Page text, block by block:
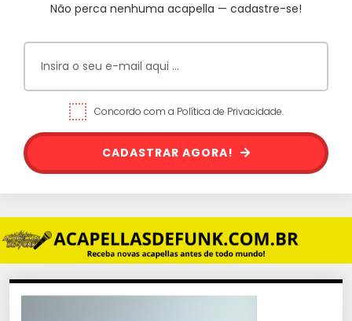
Não perca nenhuma acapella — cadastre-se!
Concordo com a Política de Privacidade.
CADASTRAR AGORA!